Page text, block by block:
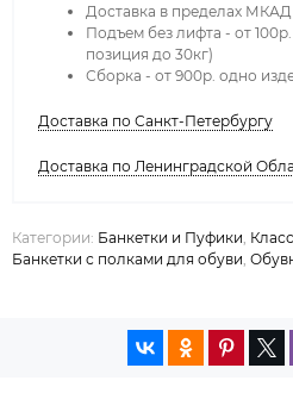
Доставка в пределах
Подъем без лифта - от
позиция до 30кг)
Сборка - от 900р. одно
Доставка по Санкт-Петербургу
Доставка по Ленинградской
Категории: Банкетки и Пуфики
Банкетки с полками для обуви